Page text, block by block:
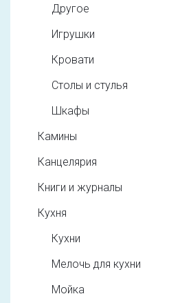
Другое
Игрушки
Кровати
Столы и стулья
Шкафы
Камины
Канцелярия
Книги и журналы
Кухня
Кухни
Мелочь для кухни
Мойка